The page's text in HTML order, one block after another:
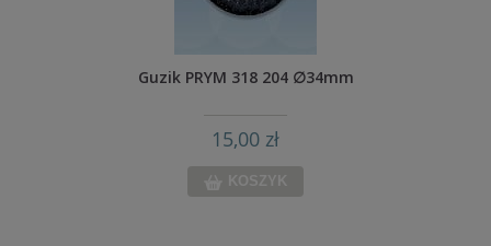
Guzik PRYM 318 204 ∅34mm
15,00 zł
KOSZYK